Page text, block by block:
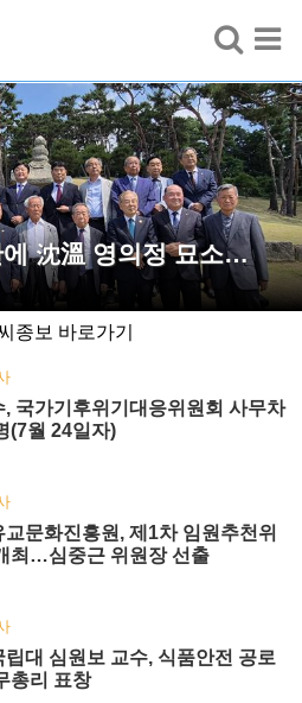
검색
沈溫 영의정 묘소…
종보 바로가기
, 국가기후위기대응위원회 사무차
(7월 24일자)
교문화진흥원, 제1차 임원추천위
최…심중근 위원장 선출
립대 심원보 교수, 식품안전 공로
총리 표창